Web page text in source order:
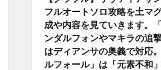
フルオートソロ攻略を土マ
成や内容を見ていきます。
ンダルフォンやマキラの追
はディアンサの奥義で対応
ルフォール」は「元素不和